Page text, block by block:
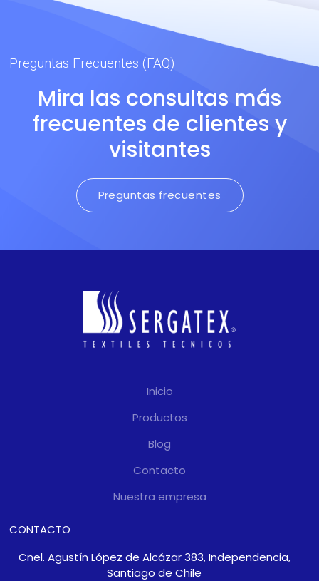
Preguntas Frecuentes (FAQ)
Mira las consultas más
frecuentes de clientes y
visitantes
Preguntas frecuentes
Inicio
Productos
Blog
Contacto
Nuestra empresa
CONTACTO
Cnel. Agustín López de Alcázar 383, Independencia,
Santiago de Chile